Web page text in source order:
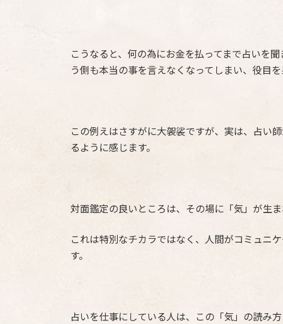
こうなると、何の為にお金を払ってまで占いを
う側も本当の事を言えなくなってしまい、役目を
この例えはさすがに大袈裟ですが、実は、占い
るように感じます。
対面鑑定の良いところは、その場に「気」が生
これは特別なチカラではなく、人間がコミュニ
す。
占いを仕事にしている人は、この「気」の読み方